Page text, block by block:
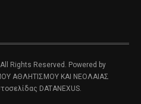
Rights Reserved. Powered by
ΑΘΛΗΤΙΣΜΟΥ ΚΑΙ ΝΕΟΛΑΙΑΣ
DATANEXUS.